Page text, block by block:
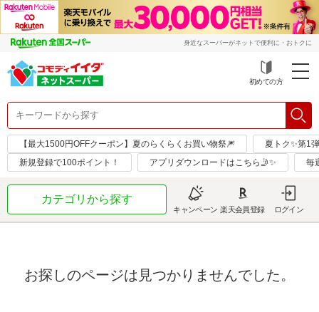
身近なスーパーがネットで便利に・おトクに
初めての方
【最大1500円OFFクーポン】夏のらくらくお買い物祭🎆
夏トク✨第1
新規登録で100ポイント！
アプリダウンロードはこちら🤳✨ 毎
カテゴリから探す
キャンペーン 楽天会員登録 ログイン
お探しのページは見つかりませんでした。